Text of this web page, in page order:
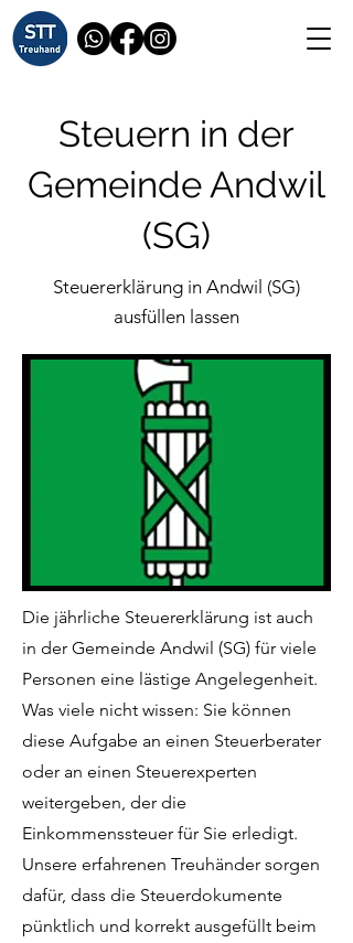
Steuern in der
Gemeinde Andwil
(SG)
Steuererklärung in Andwil (SG)
ausfüllen lassen
Die jährliche Steuererklärung ist auch
in der Gemeinde Andwil (SG) für viele
Personen eine lästige Angelegenheit.
Was viele nicht wissen: Sie können
diese Aufgabe an einen Steuerberater
oder an einen Steuerexperten
weitergeben, der die
Einkommenssteuer für Sie erledigt.
Unsere erfahrenen Treuhänder sorgen
dafür, dass die Steuerdokumente
pünktlich und korrekt ausgefüllt beim